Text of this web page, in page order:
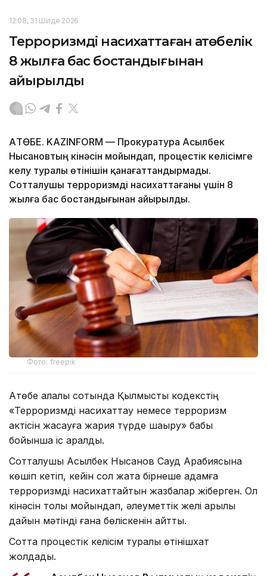
12:08, 31 Шілде 2026
Терроризмді насихаттаған ақтөбелік
8 жылға бас бостандығынан
айырылды
АҚТӨБЕ. KAZINFORM — Прокуратура Асылбек
Нысановтың кінәсін мойындап, процестік келісімге
келу туралы өтінішін қанағаттандырмады.
Сотталушы терроризмді насихаттағаны үшін 8
жылға бас бостандығынан айырылды.
Фото: freepik
Ақтөбе қалалық сотында Қылмыстық кодекстің
«Терроризмдi насихаттау немесе терроризм
актiсiн жасауға жария түрде шақыру» бабы
бойынша іс қаралды.
Сотталушы Асылбек Нысанов Сауд Арабиясына
көшіп кетіп, кейін сол жақта бірнеше адамға
терроризмді насихаттайтын жазбалар жіберген. Ол
кінәсін толық мойындап, әлеуметтік желі арқылы
дайын мәтінді ғана бөліскенін айтты.
Сотта процестік келісім туралы өтінішхат
жолдады.